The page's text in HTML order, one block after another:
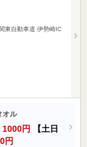
東自動車道 伊勢崎IC
オル
1000円
【土日
円